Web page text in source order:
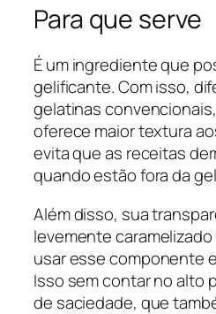
Para que serve
É um ingrediente que
gelificante. Com isso,
gelatinas
oferece maior textura
evita que as receitas
quando estão fora da
Além disso, sua
levemente
usar esse componente
Isso sem contar no alto
de saciedade, que